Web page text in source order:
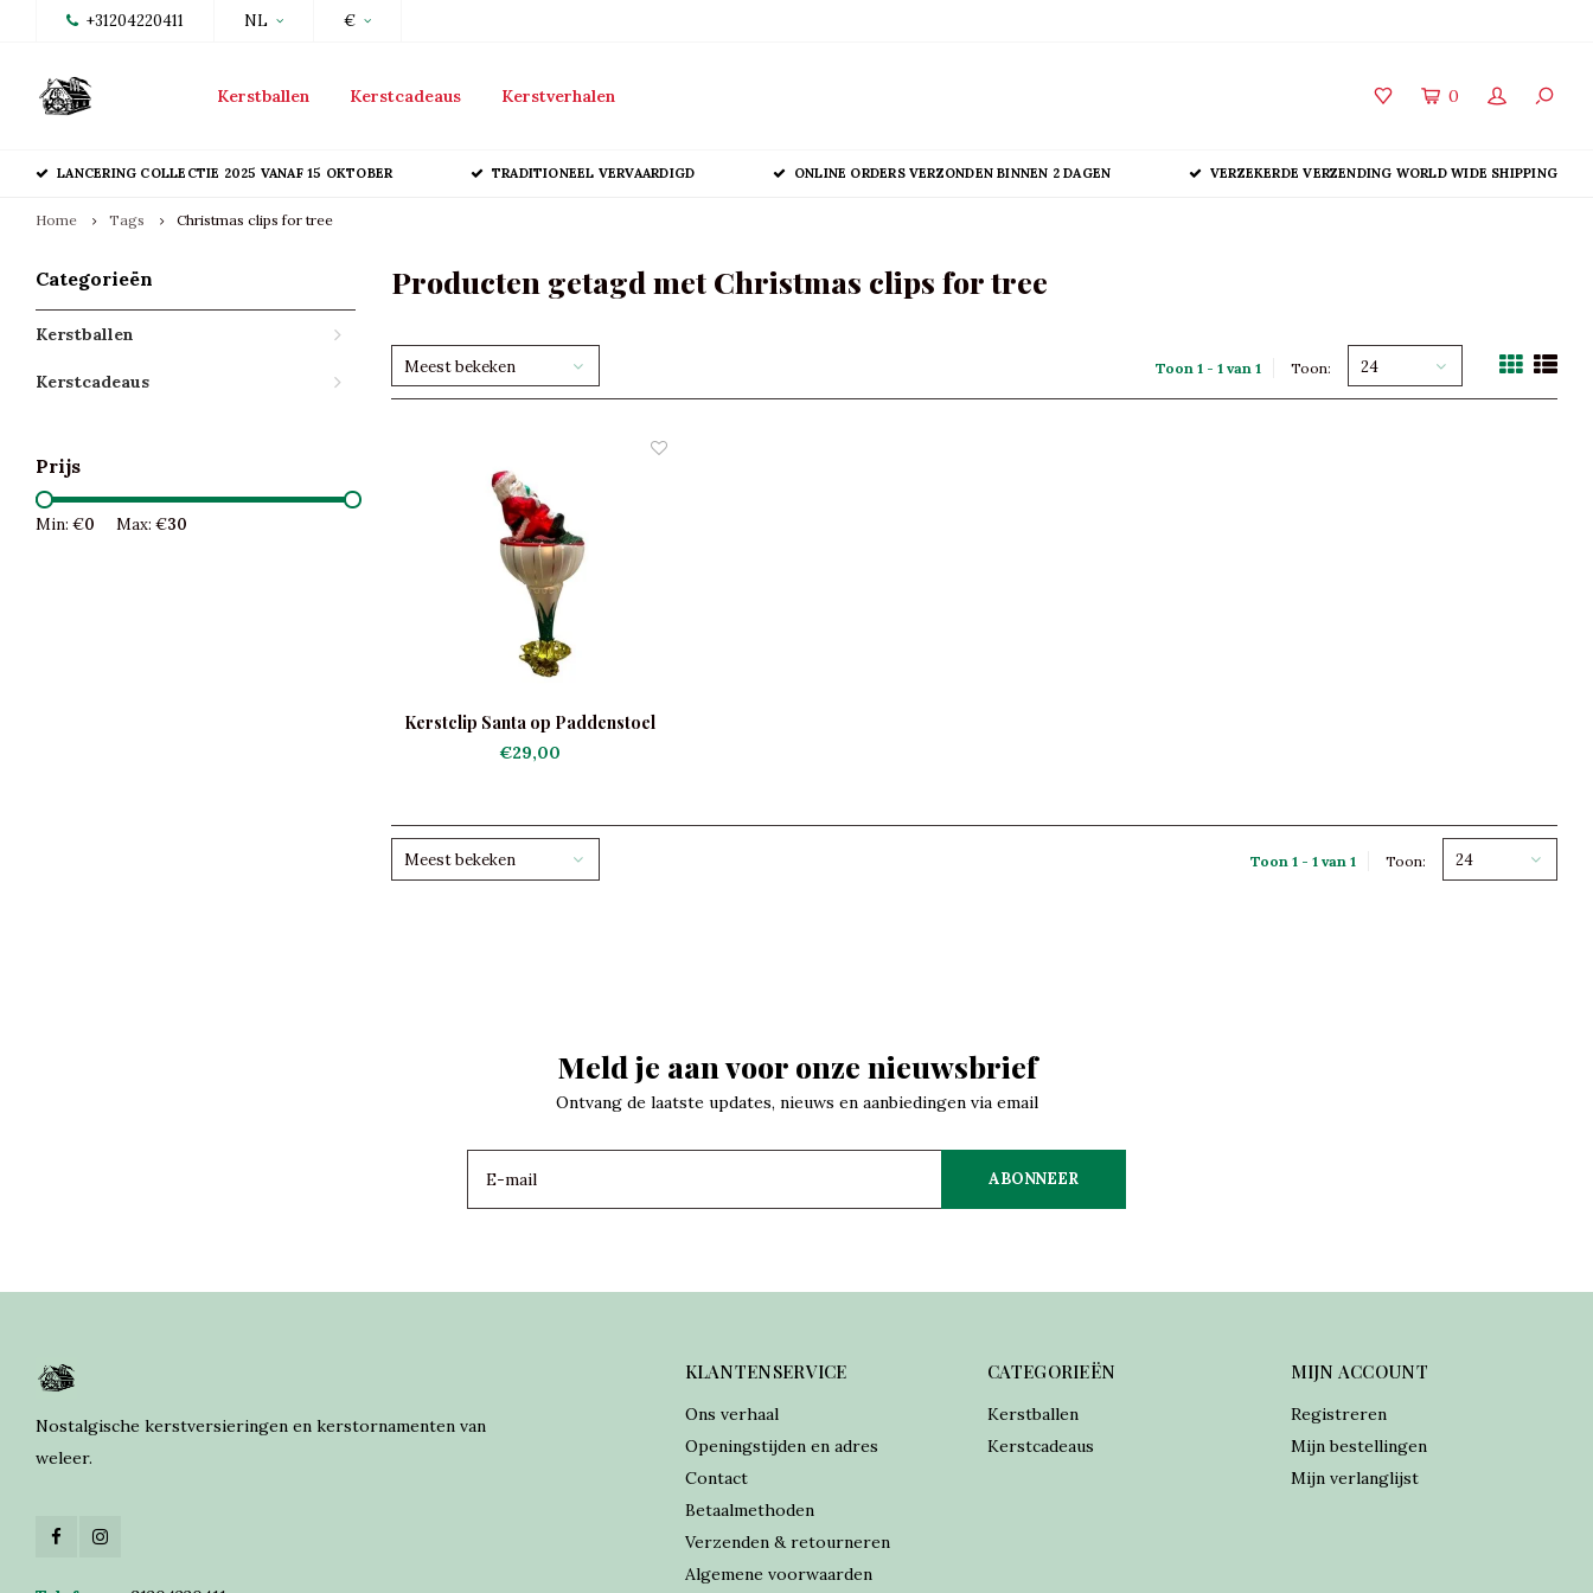
+31204220411 NL €
Kerstballen Kerstcadeaus Kerstverhalen 0
LANCERING COLLECTIE 2025 VANAF 15 OKTOBER TRADITIONEEL VERVAARDIGD ONLINE ORDERS VERZONDEN BINNEN 2 DAGEN VERZEKERDE VERZENDING WORLD WIDE SHIPPING
Home Tags Christmas clips for tree
Categorieën
Kerstballen
Kerstcadeaus
Prijs
Min: €0 Max: €30
Producten getagd met Christmas clips for tree
Meest bekeken Toon 1 - 1 van 1 Toon: 24
Kerstclip Santa op Paddenstoel
€29,00
Meest bekeken Toon 1 - 1 van 1 Toon: 24
Meld je aan voor onze nieuwsbrief
Ontvang de laatste updates, nieuws en aanbiedingen via email
ABONNEER
Nostalgische kerstversieringen en kerstornamenten van
weleer.
KLANTENSERVICE
Ons verhaal
Openingstijden en adres
Contact
Betaalmethoden
Verzenden & retourneren
Algemene voorwaarden
CATEGORIEËN
Kerstballen
Kerstcadeaus
MIJN ACCOUNT
Registreren
Mijn bestellingen
Mijn verlanglijst